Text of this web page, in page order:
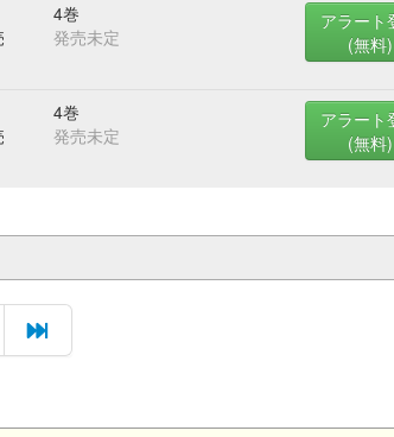
4巻
発売未定
アラート
(無料)
4巻
発売未定
アラート
(無料)